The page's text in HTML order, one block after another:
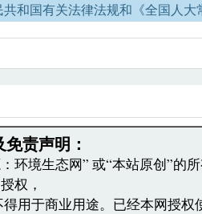
共和国有关法律法规和《全国人
帖管理员有权保留或删除其管辖
您已经阅读并接受上述条款，如
映。
责声明：
环境生态网” 或“本站原创”的
权，
用于商业用途。已经本网授权